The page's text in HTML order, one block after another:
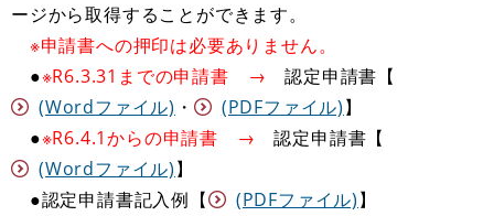
ージから取得することができます。
※申請書への押印は必要ありません。
●※R6.3.31までの申請書 →認定申請書【
(Wordファイル) ・ (PDFファイル)】
​ ●※R6.4.1からの申請書 →認定申請書【
(Wordファイル)】
●認定申請書記入例【
(PDFファイル)】